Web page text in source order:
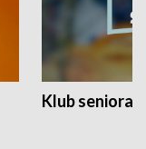
Klub seniora